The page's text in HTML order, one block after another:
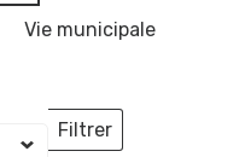
Vie municipale
Filtrer
Lieux